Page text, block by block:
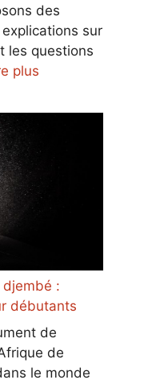
des
sur
les questions
plus
:
débutants
de
de
le monde